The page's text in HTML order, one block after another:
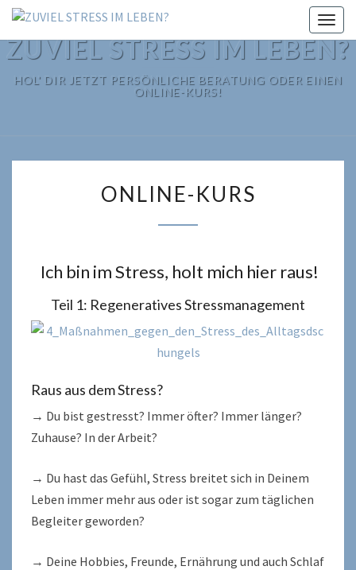
ZUVIEL STRESS IM LEBEN?
HOL' DIR JETZT PERSÖNLICHE BERATUNG ODER EINEN
ONLINE-KURS!
KURS
ONLINE-KURS
Ich bin im Stress, holt mich hier raus!
Teil 1: Regeneratives Stressmanagement
Raus aus dem Stress?
→ Du bist gestresst? Immer öfter? Immer länger?
Zuhause? In der Arbeit?
→ Du hast das Gefühl, Stress breitet sich in Deinem
Leben immer mehr aus oder ist sogar zum täglichen
Begleiter geworden?
→ Deine Hobbies, Freunde, Ernährung und auch Schlaf